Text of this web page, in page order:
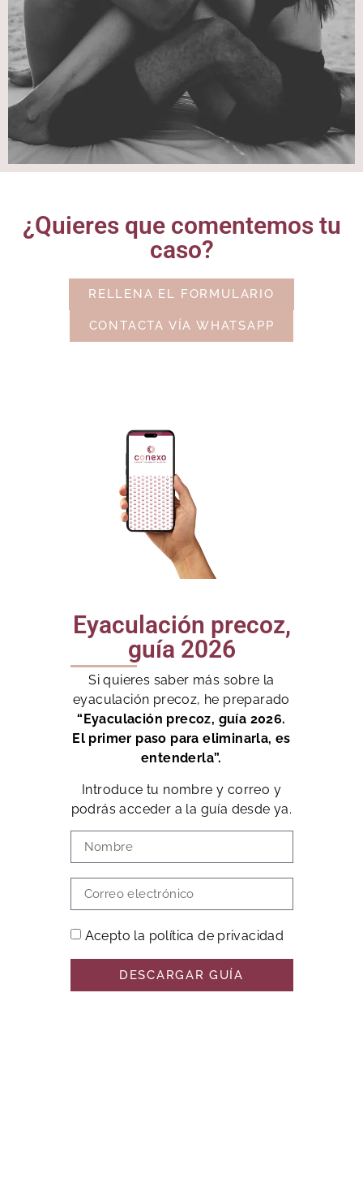
¿Quieres que comentemos tu
caso?
RELLENA EL FORMULARIO
CONTACTA VÍA WHATSAPP
Eyaculación precoz,
guía 2026
Si quieres saber más sobre la
eyaculación precoz, he preparado
“Eyaculación precoz, guía 2026.
El primer paso para eliminarla, es
entenderla”.
Introduce tu nombre y correo y
podrás acceder a la guía desde ya.
Acepto la política de privacidad
DESCARGAR GUÍA